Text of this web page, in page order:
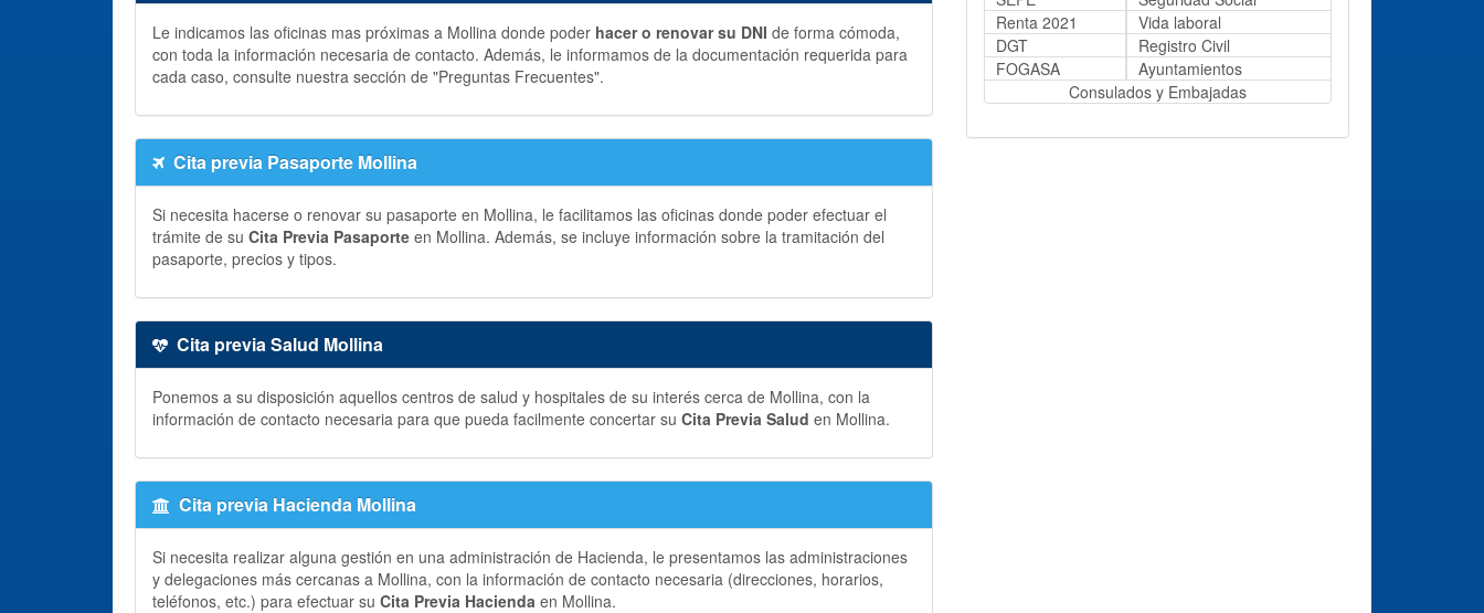
Le indicamos las oficinas mas próximas a Mollina donde poder hacer o renovar su DNI de forma cómoda,
con toda la información necesaria de contacto. Además, le informamos de la documentación requerida para
cada caso, consulte nuestra sección de "Preguntas Frecuentes".
Cita previa Pasaporte Mollina
Si necesita hacerse o renovar su pasaporte en Mollina, le facilitamos las oficinas donde poder efectuar el
trámite de su Cita Previa Pasaporte en Mollina. Además, se incluye información sobre la tramitación del
pasaporte, precios y tipos.
Cita previa Salud Mollina
Ponemos a su disposición aquellos centros de salud y hospitales de su interés cerca de Mollina, con la
información de contacto necesaria para que pueda facilmente concertar su Cita Previa Salud en Mollina.
Cita previa Hacienda Mollina
Si necesita realizar alguna gestión en una administración de Hacienda, le presentamos las administraciones
y delegaciones más cercanas a Mollina, con la información de contacto necesaria (direcciones, horarios,
teléfonos, etc.) para efectuar su Cita Previa Hacienda en Mollina.
Renta 2021
Vida laboral
DGT
Registro Civil
FOGASA
Ayuntamientos
Consulados y Embajadas